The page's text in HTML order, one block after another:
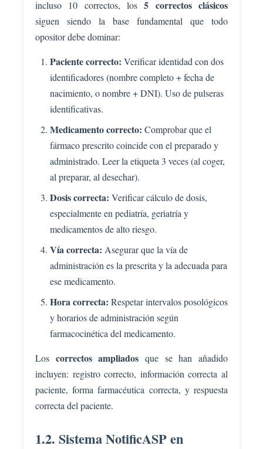
incluso 10 correctos, los5 correctos clásicos
siguen siendo la base fundamental que todo
opositor debe dominar:
Paciente correcto: Verificar identidad con dos
identificadores (nombre completo + fecha de
nacimiento, o nombre + DNI). Uso de pulseras
identificativas.
Medicamento correcto: Comprobar que el
fármaco prescrito coincide con el preparado y
administrado. Leer la etiqueta 3 veces (al coger,
al preparar, al desechar).
Dosis correcta: Verificar cálculo de dosis,
especialmente en pediatría, geriatría y
medicamentos de alto riesgo.
Vía correcta: Asegurar que la vía de
administración es la prescrita y la adecuada para
ese medicamento.
Hora correcta: Respetar intervalos posológicos
y horarios de administración según
farmacocinética del medicamento.
Los correctos ampliados que se han añadido
incluyen: registro correcto, información correcta al
paciente, forma farmacéutica correcta, y respuesta
correcta del paciente.
1.2. Sistema NotificASP en